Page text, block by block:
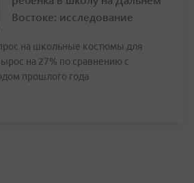
Востоке: исследование
на школьные костюмы для
на 27% по сравнению с
прошлого года